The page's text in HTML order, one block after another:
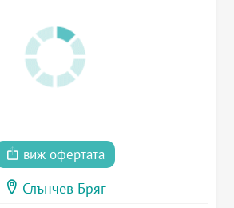
виж офертата
Слънчев Бряг